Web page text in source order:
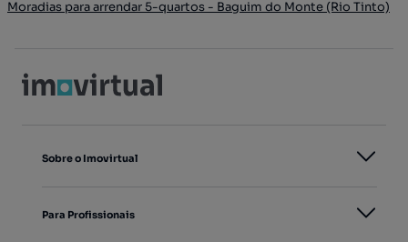
Moradias para arrendar 5-quartos - Baguim do Monte (Rio Tinto)
Sobre o Imovirtual
Para Profissionais